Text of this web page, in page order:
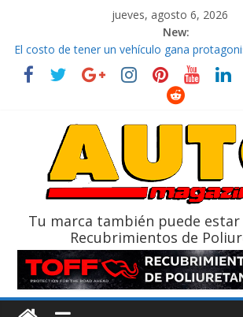
jueves, agosto 6, 2026
New:
El costo de tener un vehículo gana
decidir
Ultima película ‘Spider‑Man: Brand New
La Vuelta al Ecuador 2026, edición 47ª,
La FEDAK recibe 12 Sinotruk Bolden para
Tu marca también puede
Recubrimientos de